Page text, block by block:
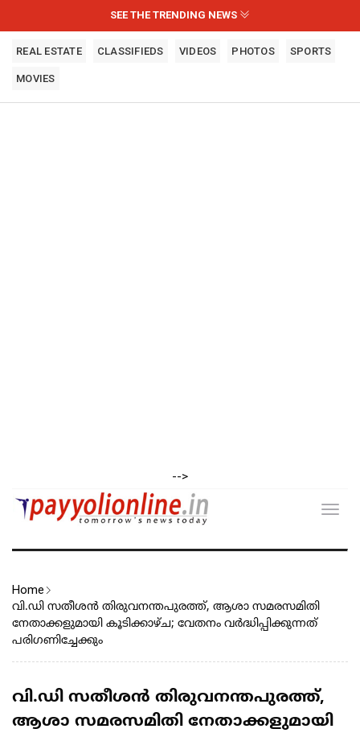
SEE THE TRENDING NEWS
REAL ESTATE CLASSIFIEDS VIDEOS PHOTOS SPORTS
MOVIES
-->
Home
വി.ഡി സതീശൻ തിരുവനന്തപുരത്ത്, ആശാ സമരസമിതി
നേതാക്കളുമായി കൂടിക്കാഴ്ച; വേതനം വർദ്ധിപ്പിക്കുന്നത്
പരിഗണിച്ചേക്കും
വി.ഡി സതീശൻ തിരുവനന്തപുരത്ത്,
ആശാ സമരസമിതി നേതാക്കളുമായി